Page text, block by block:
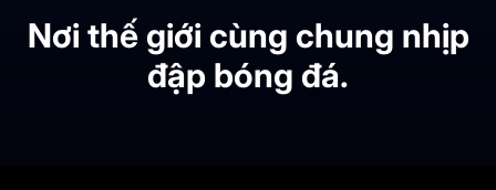
Nơi thế giới cùng chung nhịp
đập bóng đá.